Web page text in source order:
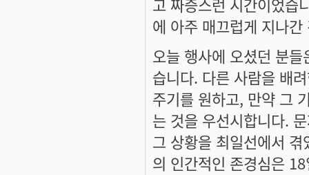
고 짜증스런 시간이었습
에 아주 매끄럽게 지나
오늘 행사에 오셨던 분
습니다. 다른 사람을 배
주기를 원하고, 만약 그
는 것을 우선시합니다.
그 상황을 최일선에서
의 인간적인 존경심은